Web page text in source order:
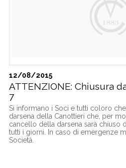
12/08/2015
ATTENZIONE: Chiusura
7
Si informano i Soci e tutti coloro
darsena della Canottieri che, per
cancello della darsena sarà chiuso
tutti i giorni. In caso di emergenze
Società.